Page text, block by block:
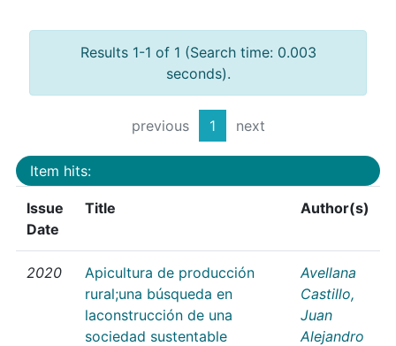
Results 1-1 of 1 (Search time: 0.003
seconds).
previous 1 next
Item hits:
Issue
Date
Title Author(s)
2020
Apicultura de producción
rural;una búsqueda en
laconstrucción de una
sociedad sustentable
Avellana
Castillo,
Juan
Alejandro